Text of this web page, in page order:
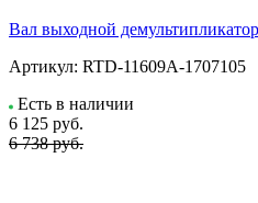
Вал выходной
Артикул: RTD-11609A-1707105
Есть в наличии
6 125 руб.
6 738 руб.